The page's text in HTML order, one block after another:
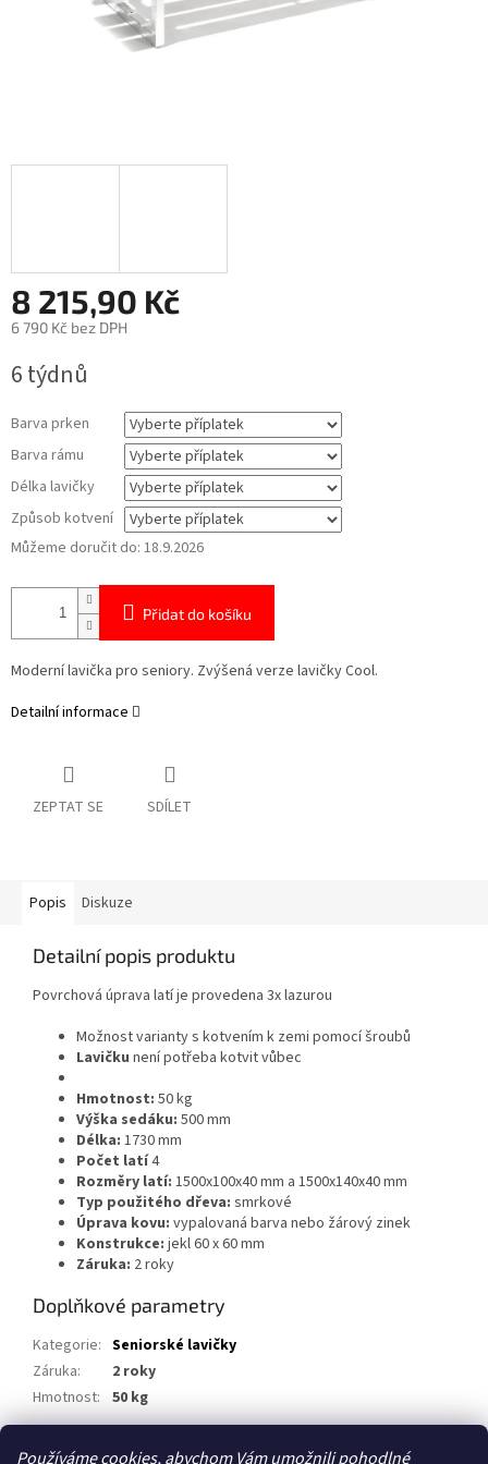
Používáme cookies, abychom Vám umožnili pohodlné
8 215,90 Kč
6 790 Kč bez DPH
cena:
6 týdnů
Barva prken
Barva rámu
Délka lavičky
Způsob kotvení
Můžeme doručit do: 18.9.2026
Přidat do košíku
Moderní lavička pro seniory. Zvýšená verze lavičky Cool.
Detailní informace
ZEPTAT SE SDÍLET
Popis Diskuze
Detailní popis produktu
Povrchová úprava latí je provedena 3x lazurou
Možnost varianty s kotvením k zemi pomocí šroubů
Lavičku není potřeba kotvit vůbec
Hmotnost: 50 kg
Výška sedáku: 500 mm
Délka: 1730 mm
Počet latí4
Rozměry latí: 1500x100x40 mm a 1500x140x40 mm
Typ použitého dřeva: smrkové
Úprava kovu: vypalovaná barva nebo žárový zinek
Konstrukce: jekl 60 x 60 mm
Záruka: 2 roky
Doplňkové parametry
Kategorie: Seniorské lavičky
Záruka:
2 roky
Hmotnost: 50 kg